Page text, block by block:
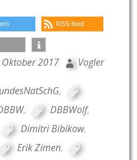
RSS-feed
2017 Vogler
,
, DBBWolf,
Dimitri Bibikow,
Erik Zimen,